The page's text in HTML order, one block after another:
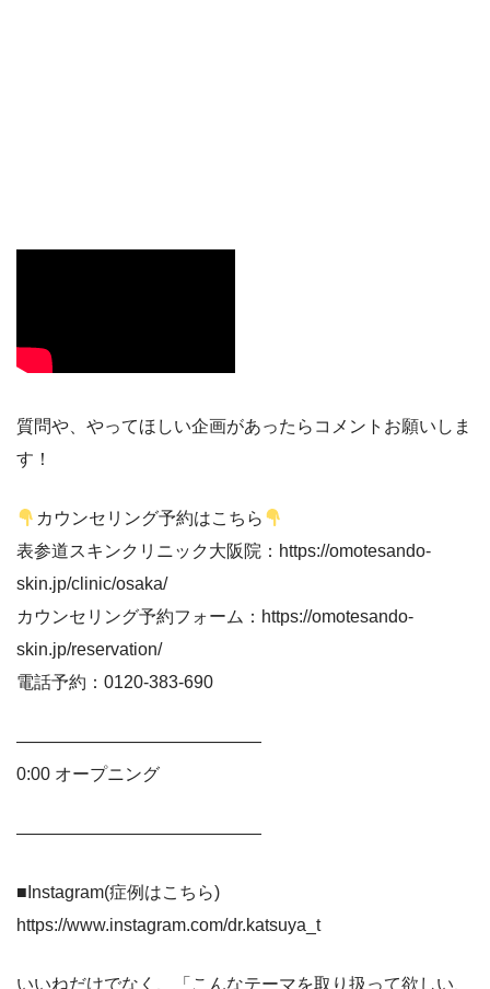
質問や、やってほしい企画があったらコメントお願いしま
す！
カウンセリング予約はこちら
表参道スキンクリニック大阪院：https://omotesando-
skin.jp/clinic/osaka/
カウンセリング予約フォーム：https://omotesando-
skin.jp/reservation/
電話予約：0120-383-690
——————————————
0:00 オープニング
——————————————
■Instagram(症例はこちら)
https://www.instagram.com/dr.katsuya_t
いいねだけでなく、「こんなテーマを取り扱って欲しい、